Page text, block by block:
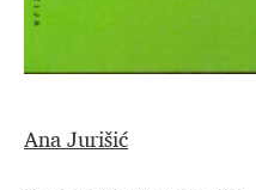
Ana Jurišić